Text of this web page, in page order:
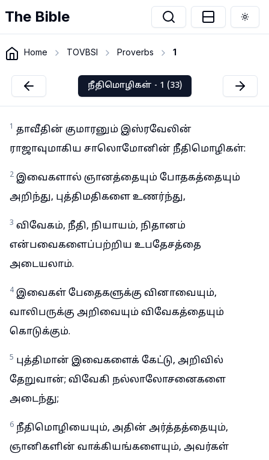
The Bible
Home TOVBSI Proverbs 1
நீதிமொழிகள் - 1 (33)
1 தாவீதின் குமாரனும் இஸ்ரவேலின்
ராஜாவுமாகிய சாலொமோனின் நீதிமொழிகள்:
2 இவைகளால் ஞானத்தையும் போதகத்தையும்
அறிந்து, புத்திமதிகளை உணர்ந்து,
3 விவேகம், நீதி, நியாயம், நிதானம்
என்பவைகளைப்பற்றிய உபதேசத்தை
அடையலாம்.
4 இவைகள் பேதைகளுக்கு வினாவையும்,
வாலிபருக்கு அறிவையும் விவேகத்தையும்
கொடுக்கும்.
5 புத்திமான் இவைகளைக் கேட்டு, அறிவில்
தேறுவான்; விவேகி நல்லாலோசனைகளை
அடைந்து;
6 நீதிமொழியையும், அதின் அர்த்தத்தையும்,
ஞானிகளின் வாக்கியங்களையும், அவர்கள்